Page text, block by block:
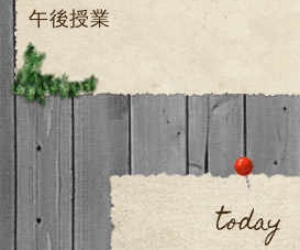
午後授業
today